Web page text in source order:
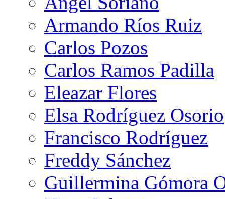
Armando Ríos Ruiz
Carlos Pozos
Carlos Ramos Padilla
Eleazar Flores
Elsa Rodríguez Osorio
Francisco Rodríguez
Freddy Sánchez
Guillermina Gómora